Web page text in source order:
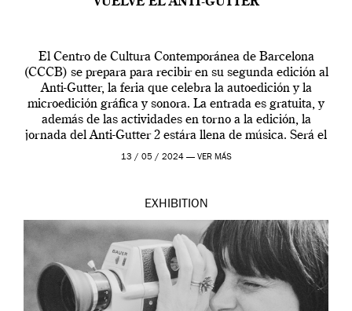
El Centro de Cultura Contemporánea de Barcelona
(CCCB) se prepara para recibir en su segunda edición al
Anti-Gutter, la feria que celebra la autoedición y la
microedición gráfica y sonora. La entrada es gratuita, y
además de las actividades en torno a la edición, la
jornada del Anti-Gutter 2 estára llena de música. Será el
[…]
13 / 05 / 2024 — VER MÁS
EXHIBITION